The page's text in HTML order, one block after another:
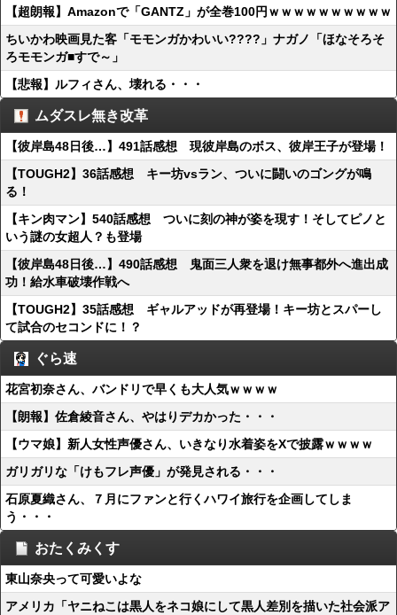
【超朗報】Amazonで「GANTZ」が全巻100円ｗｗｗｗｗｗｗｗｗｗ
ちいかわ映画見た客「モモンガかわいい????」ナガノ「ほなそろそ
ろモモンガ■すで～」
【悲報】ルフィさん、壊れる・・・
ムダスレ無き改革
【彼岸島48日後…】491話感想 現彼岸島のボス、彼岸王子が登場！
【TOUGH2】36話感想 キー坊vsラン、ついに闘いのゴングが鳴
る！
【キン肉マン】540話感想 ついに刻の神が姿を現す！そしてピノと
いう謎の女超人？も登場
【彼岸島48日後…】490話感想 鬼面三人衆を退け無事都外へ進出成
功！給水車破壊作戦へ
【TOUGH2】35話感想 ギャルアッドが再登場！キー坊とスパーし
て試合のセコンドに！？
ぐら速
花宮初奈さん、バンドリで早くも大人気ｗｗｗｗ
【朗報】佐倉綾音さん、やはりデカかった・・・
【ウマ娘】新人女性声優さん、いきなり水着姿をXで披露ｗｗｗｗ
ガリガリな「けもフレ声優」が発見される・・・
石原夏織さん、７月にファンと行くハワイ旅行を企画してしま
う・・・
おたくみくす
東山奈央って可愛いよな
アメリカ「ヤニねこは黒人をネコ娘にして黒人差別を描いた社会派ア